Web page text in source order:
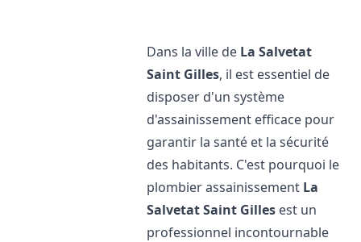
Dans la ville de La Salvetat
Saint Gilles, il est essentiel de
disposer d'un système
d'assainissement efficace pour
garantir la santé et la sécurité
des habitants. C'est pourquoi le
plombier assainissement La
Salvetat Saint Gilles est un
professionnel incontournable